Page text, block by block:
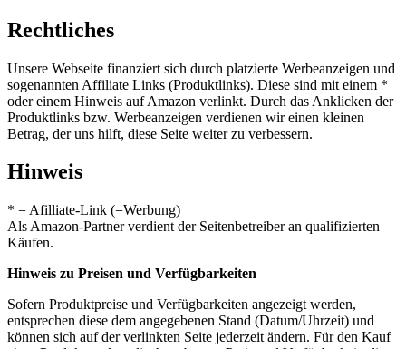
Rechtliches
Unsere Webseite finanziert sich durch platzierte Werbeanzeigen und
sogenannten Affiliate Links (Produktlinks). Diese sind mit einem *
oder einem Hinweis auf Amazon verlinkt. Durch das Anklicken der
Produktlinks bzw. Werbeanzeigen verdienen wir einen kleinen
Betrag, der uns hilft, diese Seite weiter zu verbessern.
Hinweis
* = Afilliate-Link (=Werbung)
Als Amazon-Partner verdient der Seitenbetreiber an qualifizierten
Käufen.
Hinweis zu Preisen und Verfügbarkeiten
Sofern Produktpreise und Verfügbarkeiten angezeigt werden,
entsprechen diese dem angegebenen Stand (Datum/Uhrzeit) und
können sich auf der verlinkten Seite jederzeit ändern. Für den Kauf